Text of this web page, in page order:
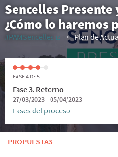
Sencelles
¿Cómo lo haremos
#PAMSencelles
(Enlace externo)
Plan de
FASE 4 DE 5
Fase 3. Retorno
27/03/2023 - 05/04/2023
Fases del proceso
PROPUESTAS